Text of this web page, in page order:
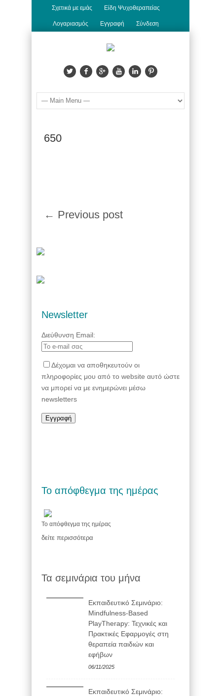
Σχετικά με εμάς Είδη Ψυχοθεραπείας
Λογαριασμός Εγγραφή Σύνδεση
650
← Previous post
Newsletter
Διεύθυνση Email:
Δέχομαι να αποθηκευτούν οι
πληροφορίες μου από το website αυτό ώστε
να μπορεί να με ενημερώνει μέσω
newsletters
Το απόφθεγμα της ημέρας
Το απόφθεγμα της ημέρας
δείτε περισσότερα
Τα σεμινάρια του μήνα
Εκπαιδευτικό Σεμινάριο:
Mindfulness-Based
PlayTherapy: Τεχνικές και
Πρακτικές Εφαρμογές στη
θεραπεία παιδιών και
εφήβων
06/11/2025
Εκπαιδευτικό Σεμινάριο: